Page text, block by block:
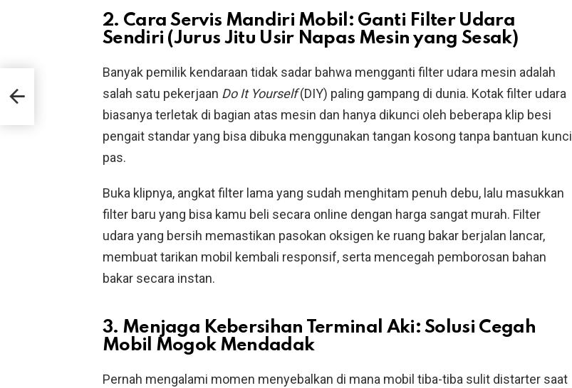
2. Cara Servis Mandiri Mobil: Ganti Filter Udara
Sendiri (Jurus Jitu Usir Napas Mesin yang Sesak)
Banyak pemilik kendaraan tidak sadar bahwa mengganti filter udara mesin adalah
salah satu pekerjaan Do It Yourself(DIY) paling gampang di dunia. Kotak filter udara
biasanya terletak di bagian atas mesin dan hanya dikunci oleh beberapa klip besi
pengait standar yang bisa dibuka menggunakan tangan kosong tanpa bantuan kunci
pas.
Buka klipnya, angkat filter lama yang sudah menghitam penuh debu, lalu masukkan
filter baru yang bisa kamu beli secara online dengan harga sangat murah. Filter
udara yang bersih memastikan pasokan oksigen ke ruang bakar berjalan lancar,
membuat tarikan mobil kembali responsif, serta mencegah pemborosan bahan
bakar secara instan.
3. Menjaga Kebersihan Terminal Aki: Solusi Cegah
Mobil Mogok Mendadak
Pernah mengalami momen menyebalkan di mana mobil tiba-tiba sulit distarter saat